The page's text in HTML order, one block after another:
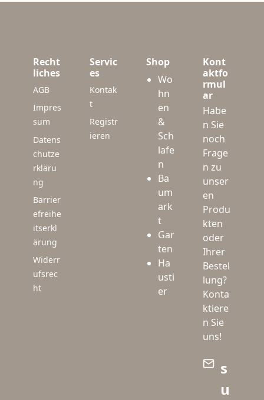
Recht
liches
AGB
Impres
sum
Datens
chutze
rkläru
ng
Barrier
efreihe
itserkl
ärung
Widerr
ufsrec
ht
Servic
es
Kontak
t
Registr
ieren
Shop
Wo
hn
en
&
Sch
lafe
n
Ba
um
ark
t
Gar
ten
Ha
usti
er
Kont
aktfo
rmul
ar
Habe
n Sie
noch
Frage
n zu
unser
en
Produ
kten
oder
Ihrer
Bestel
lung?
Konta
ktiere
n Sie
uns!
s
u